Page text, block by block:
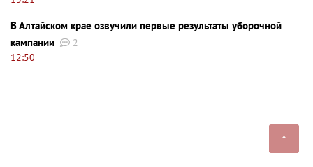
↑
В Алтайском крае озвучили первые результаты уборочной
кампании
2
12:50